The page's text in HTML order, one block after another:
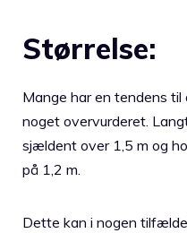
Størrelse:
Mange har en tendens
noget overvurderet.
sjældent over 1,5 m og
på 1,2 m.
Dette kan i nogen